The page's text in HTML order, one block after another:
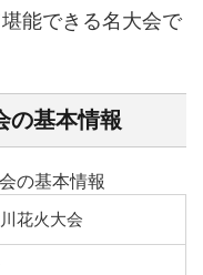
能できる名大会で
の基本情報
の基本情報
花火大会